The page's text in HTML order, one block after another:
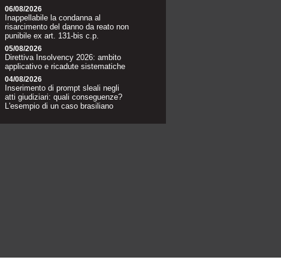
06/08/2026
Inappellabile la condanna al
risarcimento del danno da reato non
punibile ex art. 131-bis c.p.
05/08/2026
Direttiva Insolvency 2026: ambito
applicativo e ricadute sistematiche
04/08/2026
Inserimento di prompt sleali negli
atti giudiziari: quali conseguenze?
L'esempio di un caso brasiliano